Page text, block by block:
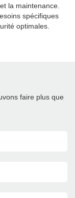
la maintenance.
spécifiques
optimales.
faire plus que